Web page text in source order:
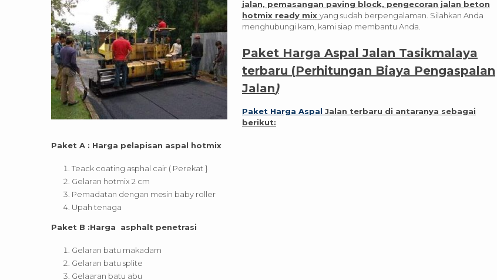
jalan, pemasangan paving block, pengecoran jalan beton
hotmix ready mix yang sudah berpengalaman. Silahkan Anda
menghubungi kam, kami siap membantu Anda.
Paket Harga Aspal Jalan Tasikmalaya
terbaru (Perhitungan Biaya Pengaspalan
Jalan)
Paket Harga Aspal Jalan terbaru di antaranya sebagai
berikut:
Paket A : Harga pelapisan aspal hotmix
Teack coating asphal cair ( Perekat }
Gelaran hotmix 2 cm
Pemadatan dengan mesin baby roller
Upah tenaga
Paket B :Harga asphalt penetrasi
Gelaran batu makadam
Gelaran batu splite
Gelaaran batu abu